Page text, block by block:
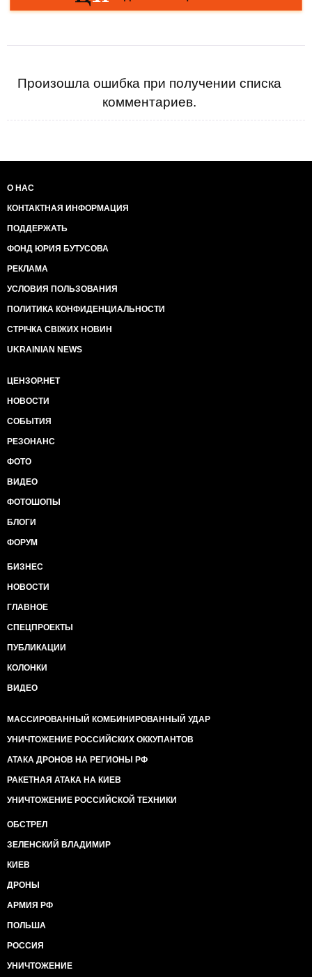
Произошла ошибка при получении списка
комментариев.
О НАС
КОНТАКТНАЯ ИНФОРМАЦИЯ
ПОДДЕРЖАТЬ
ФОНД ЮРИЯ БУТУСОВА
РЕКЛАМА
УСЛОВИЯ ПОЛЬЗОВАНИЯ
ПОЛИТИКА КОНФИДЕНЦИАЛЬНОСТИ
СТРІЧКА СВІЖИХ НОВИН
UKRAINIAN NEWS
ЦЕНЗОР.НЕТ
НОВОСТИ
СОБЫТИЯ
РЕЗОНАНС
ФОТО
ВИДЕО
ФОТОШОПЫ
БЛОГИ
ФОРУМ
БИЗНЕС
НОВОСТИ
ГЛАВНОЕ
СПЕЦПРОЕКТЫ
ПУБЛИКАЦИИ
КОЛОНКИ
ВИДЕО
МАССИРОВАННЫЙ КОМБИНИРОВАННЫЙ УДАР
УНИЧТОЖЕНИЕ РОССИЙСКИХ ОККУПАНТОВ
АТАКА ДРОНОВ НА РЕГИОНЫ РФ
РАКЕТНАЯ АТАКА НА КИЕВ
УНИЧТОЖЕНИЕ РОССИЙСКОЙ ТЕХНИКИ
ОБСТРЕЛ
ЗЕЛЕНСКИЙ ВЛАДИМИР
КИЕВ
ДРОНЫ
АРМИЯ РФ
ПОЛЬША
РОССИЯ
УНИЧТОЖЕНИЕ